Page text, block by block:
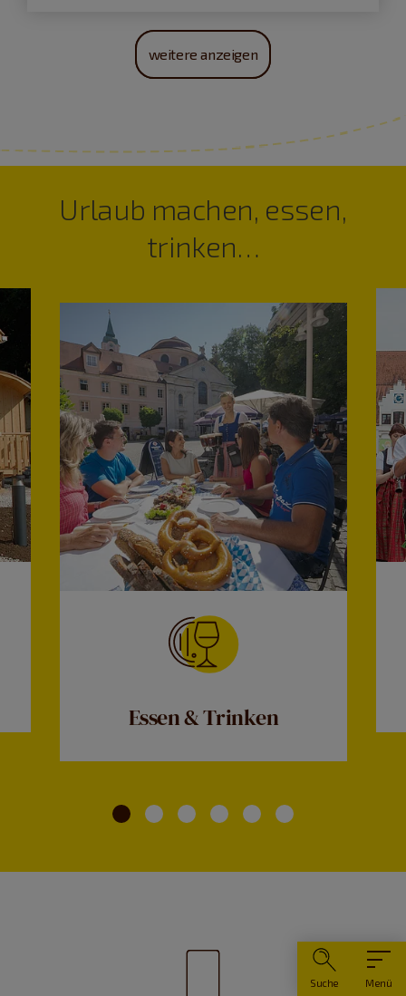
Menü
Suche
weitere anzeigen
Urlaub machen, essen,
trinken…
Essen & Trinken